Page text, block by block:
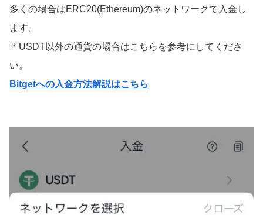
多くの場合はERC20(Ethereum)のネットワークで入金し
ます。
＊USDT以外の通貨の場合はこちらを参考にしてくださ
い。
Bitgetへの入金方法解説はこちら